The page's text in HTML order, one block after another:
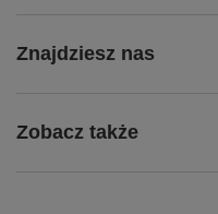
Znajdziesz nas
Zobacz także